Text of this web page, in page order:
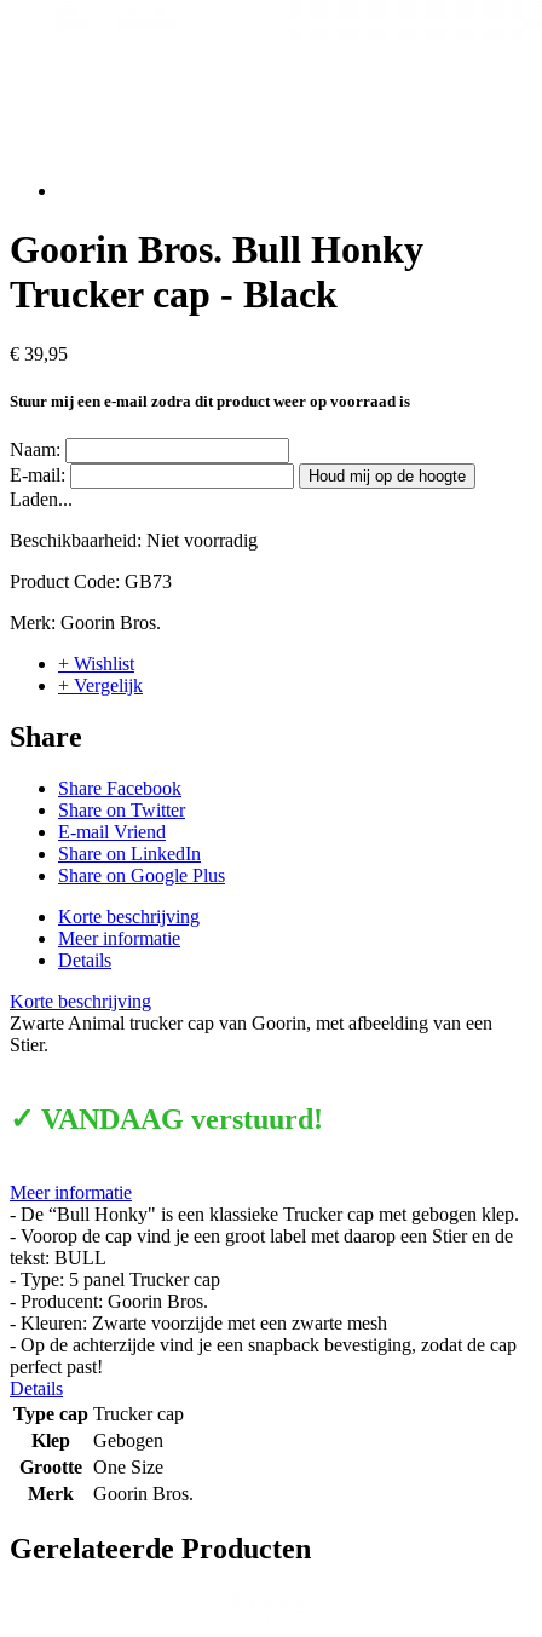
Goorin Bros. Bull Honky
Trucker cap - Black
€ 39,95
Stuur mij een e-mail zodra dit product weer op voorraad is
Naam:
E-mail:
Houd mij op de hoogte
Laden...
Beschikbaarheid: Niet voorradig
Product Code: GB73
Merk: Goorin Bros.
+ Wishlist
+ Vergelijk
Share
Share Facebook
Share on Twitter
E-mail Vriend
Share on LinkedIn
Share on Google Plus
Korte beschrijving
Meer informatie
Details
Korte beschrijving
Zwarte Animal trucker cap van Goorin, met afbeelding van een
Stier.
✓ VANDAAG verstuurd!
Meer informatie
- De “Bull Honky" is een klassieke Trucker cap met gebogen klep.
- Voorop de cap vind je een groot label met daarop een Stier en de
tekst: BULL
- Type: 5 panel Trucker cap
- Producent: Goorin Bros.
- Kleuren: Zwarte voorzijde met een zwarte mesh
- Op de achterzijde vind je een snapback bevestiging, zodat de cap
perfect past!
Details
Type cap Trucker cap
Klep
Gebogen
Grootte One Size
Merk
Goorin Bros.
Gerelateerde Producten